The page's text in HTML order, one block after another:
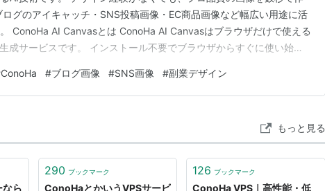
グのアイキャッチ・SNS投稿画像・EC商品画像など幅広い用途に活
ConoHa AI Canvasとは ConoHa AI Canvasはブラウザだけで使える
成サービスです。 インストール不要でブラウザからすぐに使い始め
が不要 GMOインターネットが提供する国産サービス AI画像生成…
ConoHa #ブログ画像 #SNS画像 #副業デザイン
もっと見る
なら
290 ブックマーク
ConoHaとかいうVPSサービ
126 ブックマーク
ConoHa VPS｜高性能・低